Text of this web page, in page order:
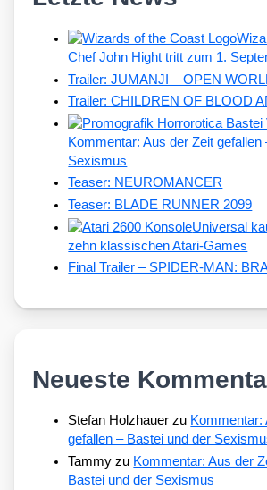
Chef John Hight tritt zum 1.
Trailer: JUMANJI – OPEN
Trailer: CHILDREN OF BLOOD
Kommentar: Aus der Zeit gefallen
Sexismus
Teaser: NEUROMANCER
Teaser: BLADE RUNNER 2099
Universal
zehn klassischen Atari-Games
Final Trailer – SPIDER-MAN:
Neueste
Stefan Holzhauer zu Kommentar:
gefallen – Bastei und der
Tammy zu Kommentar: Aus der
Bastei und der Sexismus